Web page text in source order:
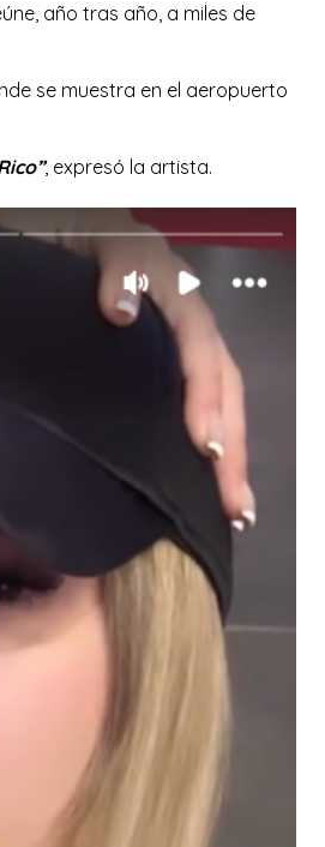
año tras año, a miles de
se muestra en el aeropuerto
, expresó la artista.